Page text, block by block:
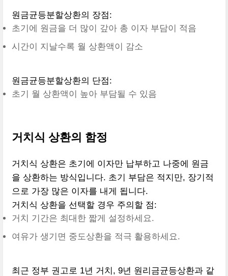
원금균등분할상환의 장점:
초기에 원금을 더 많이 갚아 총 이자 부담이 적음
시간이 지날수록 월 상환액이 감소
원금균등분할상환의 단점:
초기 월 상환액이 높아 부담될 수 있음
거치식 상환의 함정
거치식 상환은 초기에 이자만 납부하고 나중에 원금
을 상환하는 방식입니다. 초기 부담은 적지만, 장기적
으로 가장 많은 이자를 내게 됩니다.
거치식 상환을 선택할 경우 주의할 점:
거치 기간은 최대한 짧게 설정하세요.
여유가 생기면 중도상환을 적극 활용하세요.
최근 정부 권고로 1년 거치, 9년 원리금균등상환과 같